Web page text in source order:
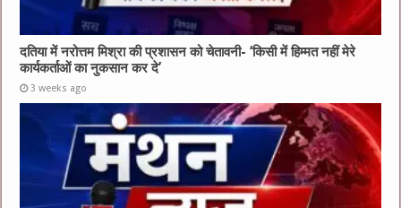
दतिया में नरोत्तम मिश्रा की प्रशासन को चेतावनी- ‘किसी में हिम्मत नहीं मेरे
कार्यकर्ताओं का नुकसान कर दे’
3 weeks ago